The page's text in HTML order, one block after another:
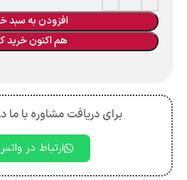
افزودن به سبد
هم اکنون خرید
برای دریافت مشاوره با ما
ارتباط در